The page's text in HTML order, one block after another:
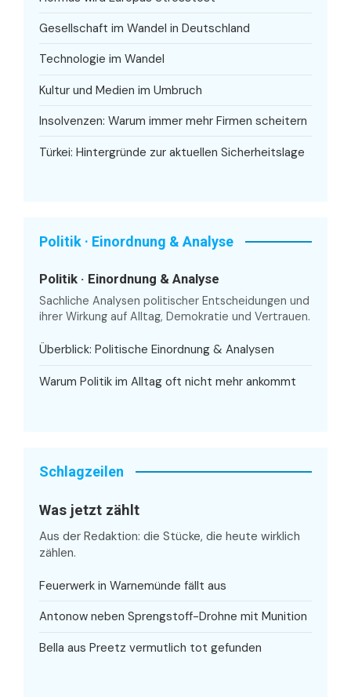
Gesellschaft im Wandel in Deutschland
Technologie im Wandel
Kultur und Medien im Umbruch
Insolvenzen: Warum immer mehr Firmen scheitern
Türkei: Hintergründe zur aktuellen Sicherheitslage
Politik · Einordnung & Analyse
Politik · Einordnung & Analyse
Sachliche Analysen politischer Entscheidungen und
ihrer Wirkung auf Alltag, Demokratie und Vertrauen.
Überblick: Politische Einordnung & Analysen
Warum Politik im Alltag oft nicht mehr ankommt
Schlagzeilen
Was jetzt zählt
Aus der Redaktion: die Stücke, die heute wirklich
zählen.
Feuerwerk in Warnemünde fällt aus
Antonow neben Sprengstoff-Drohne mit Munition
Bella aus Preetz vermutlich tot gefunden